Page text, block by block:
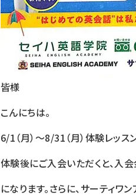
皆様
こんにちは。
6/1（月）～8/31（月）体験レッス
体験後にご入会いただくと、入
になります。さらに、サーティワ